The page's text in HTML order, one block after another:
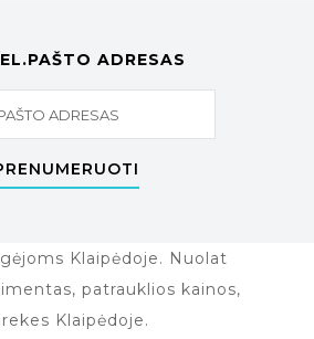
ADRESAS
Klaipėdoje. Nuolat
patrauklios kainos,
Klaipėdoje.